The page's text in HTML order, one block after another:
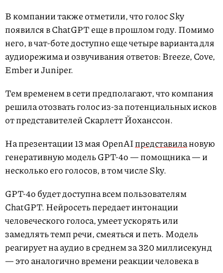
В компании также отметили, что голос Sky
появился в ChatGPT еще в прошлом году. Помимо
него, в чат-боте доступно еще четыре варианта для
аудиорежима и озвучивания ответов: Breeze, Cove,
Ember и Juniper.
Тем временем в сети предполагают, что компания
решила отозвать голос из-за потенциальных исков
от представителей Скарлетт Йоханссон.
На презентации 13 мая OpenAIпредставилановую
генеративную модель GPT-4o — помощника — и
несколько его голосов, в том числе Sky.
GPT-4o будет доступна всем пользователям
ChatGPT. Нейросеть передает интонации
человеческого голоса, умеет ускорять или
замедлять темп речи, смеяться и петь. Модель
реагирует на аудио в среднем за 320 миллисекунд
— это аналогично времени реакции человека в